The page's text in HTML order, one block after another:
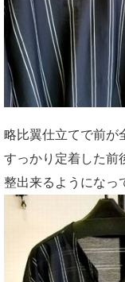
略比翼仕立てで前が
すっかり定着した前
整出来るようになっ